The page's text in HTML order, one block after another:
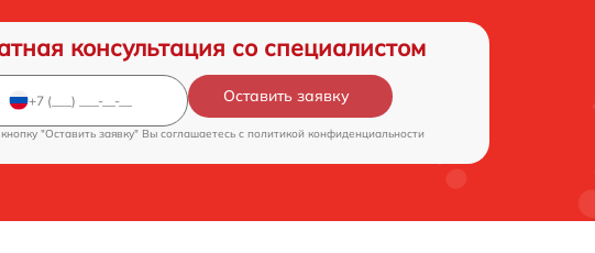
консультация со специалистом
Оставить заявку
"Оставить заявку" Вы соглашаетесь c политикой конфиденциальности